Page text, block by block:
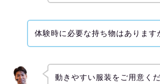
体験時に必要な持ち物はあります
動きやすい服装をご用意くだ